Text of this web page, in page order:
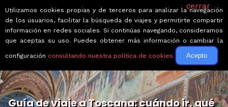
Guía de viaje a Toscana: cuándo ir, qué
cerrar
Utilizamos cookies propias y de terceros para analizar la navegación
de los usuarios, facilitar la búsqueda de viajes y permitirte compartir
información en redes sociales. Si continúas navegando, consideramos
que aceptas su uso. Puedes obtener más información o cambiar la
configuración consultando nuestra política de cookies Acepto